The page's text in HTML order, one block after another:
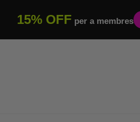
15% OFF per a membres